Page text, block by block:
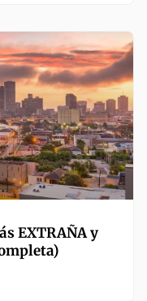
EXTRAÑA y